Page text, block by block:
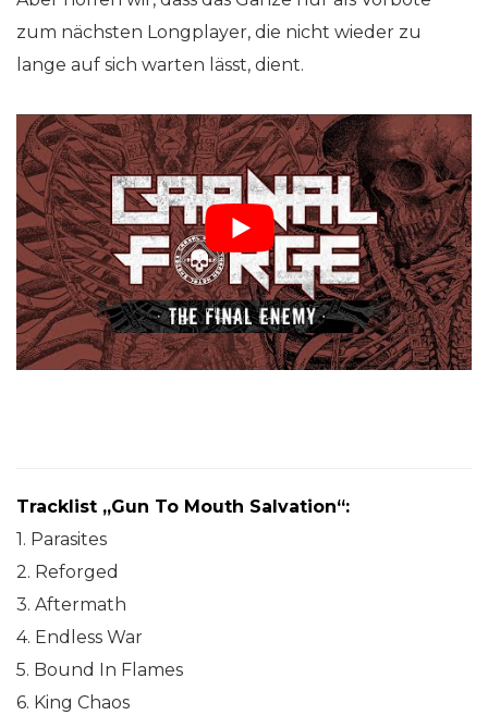
zum nächsten Longplayer, die nicht wieder zu
lange auf sich warten lässt, dient.
Tracklist „Gun To Mouth Salvation“:
1. Parasites
2. Reforged
3. Aftermath
4. Endless War
5. Bound In Flames
6. King Chaos